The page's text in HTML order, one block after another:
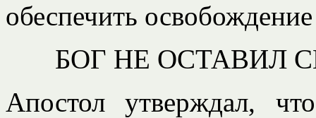
обеспечить
БОГ НЕ ОСТАВИЛ
Апостол утверждал,